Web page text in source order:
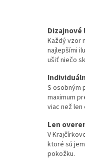
Každý vzor
najlepšími
ušiť niečo
S osobným
maximum
viac než len
Len
V
ktoré sú
pokožku.